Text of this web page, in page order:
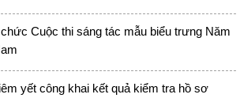
Cuộc thi sáng tác mẫu biểu trưng Năm
yết công khai kết quả kiểm tra hồ sơ